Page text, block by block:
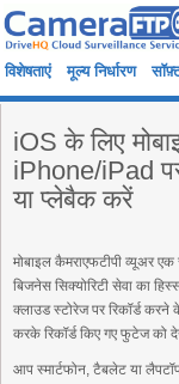
विशेषताएं मूल्य निर्धारण
iOS के लिए
iPhone/iPad
या प्लेबैक करें
मोबाइल कैमराएफटीपी व्यूअर
बिजनेस सिक्योरिटी सेवा का
क्लाउड स्टोरेज पर रिकॉर्ड
करके रिकॉर्ड किए गए फुटेज
आप स्मार्टफोन, टैबलेट या